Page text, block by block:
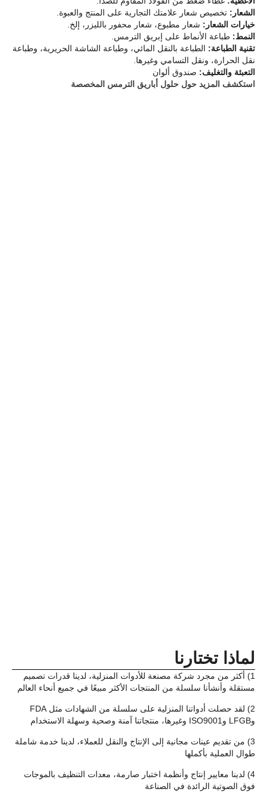
الشعار: تخصيص شعار علامتك التجارية على المنتج والعبوة.
خيارات الشعار: شعار مطبوع، شعار محفور بالليزر، إلخ.
النمط: طباعة الأنماط على إبريق الترمس.
تقنية الطباعة: الطباعة بالنقل المائي، وطباعة الشاشة الحريرية، وطباعة
نقل الحرارة، ونقل التسامي وغيرها.
التعبئة والتغليف: صندوق ألوان
استكشف المزيد حول حلول أباريق الترمس المخصصة
لماذا تختارنا
1) أكثر من مجرد شركة مصنعة للأدوات المنزلية، لدينا قدرات تصميم
مستقلة وأنشأنا سلسلة من المنتجات الأكثر مبيعًا في جميع أنحاء العالم
2) لقد حصلت أدواتنا المنزلية على سلسلة من الشهادات مثل FDA
وLFGB وISO9001 وغيرها، منتجاتنا آمنة وصحية وسهلة الاستخدام
3) من تقديم عينات مجانية إلى الإنتاج والنقل للعملاء، لدينا خدمة شاملة
طوال العملية بأكملها
4) لدينا معايير إنتاج وأنظمة اختبار صارمة، معدات التنظيف بالموجات
فوق الصوتية الرائدة في الصناعة